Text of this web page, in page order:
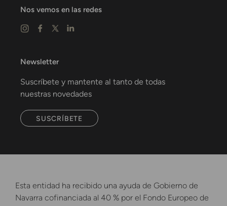
Nos vemos en las redes
Newsletter
Suscríbete y mantente al tanto de todas
nuestras novedades
SUSCRÍBETE
Esta entidad ha recibido una ayuda de Gobierno de
Navarra cofinanciada al 40 % por el Fondo Europeo de